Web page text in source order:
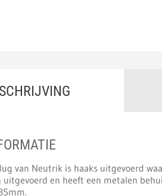
van Neutrik is haaks uitgevoerd
uitgevoerd en heeft een metalen